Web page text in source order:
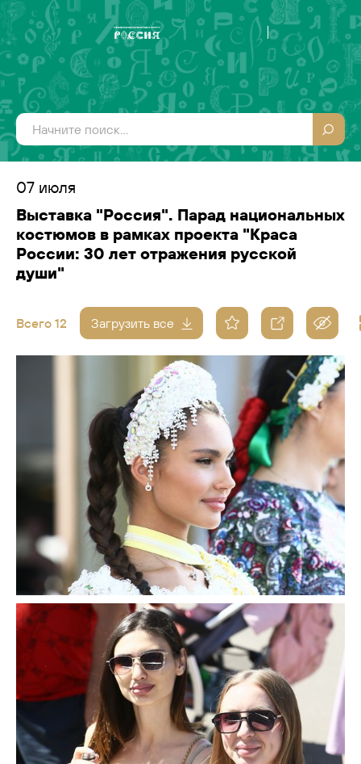
07 июля
Выставка "Россия". Парад национальных
костюмов в рамках проекта "Краса
России: 30 лет отражения русской
души"
Всего 12 Загрузить все